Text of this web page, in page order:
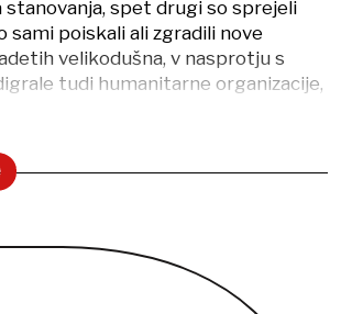
spet drugi so sprejeli
sami poiskali ali zgradili nove
velikodušna, v nasprotju s
tudi humanitarne organizacije,